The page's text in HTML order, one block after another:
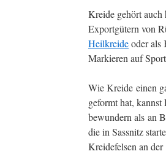
Kreide gehört auch
Exportgütern von
Heilkreideoder als
Markieren auf
Wie Kreide einen
geformt hat,
bewundern als an
die in Sassnitz
Kreidefelsen an